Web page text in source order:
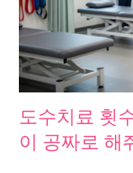
도수치료 횟
이 공짜로 해